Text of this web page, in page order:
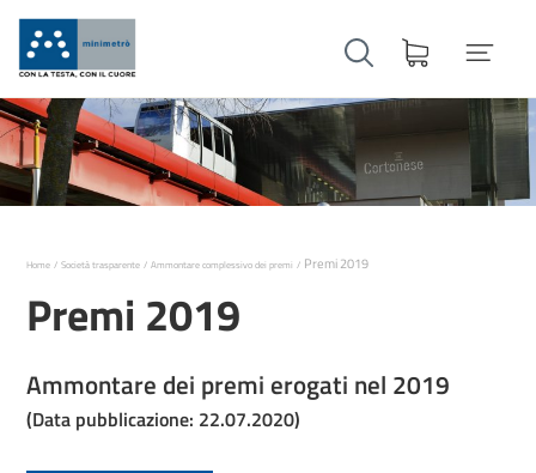
Home Società trasparente Ammontare complessivo dei premi Premi 2019
Premi 2019
Ammontare dei premi erogati nel 2019
(Data pubblicazione: 22.07.2020)